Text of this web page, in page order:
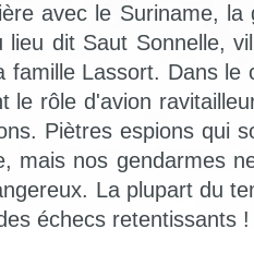
avec le Suriname, la
dit Saut Sonnelle,
famille Lassort. Dans le
le rôle d'avion
Piètres espions qui
mais nos gendarmes
La plupart du
échecs retentissants !